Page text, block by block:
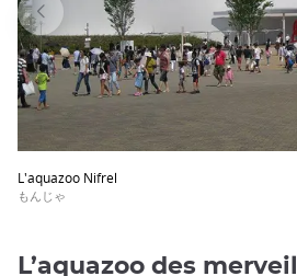
L'aquazoo Nifrel
もんじゃ
L’aquazoo des